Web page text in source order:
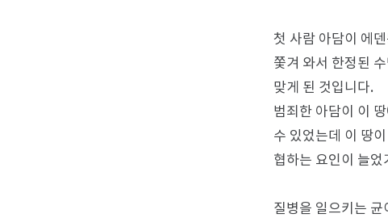
첫 사람 아담이 에
쫓겨 와서 한정된
맞게 된 것입니다.
범죄한 아담이 이
수 있었는데 이 땅
협하는 요인이 늘었
질병을 일으키는